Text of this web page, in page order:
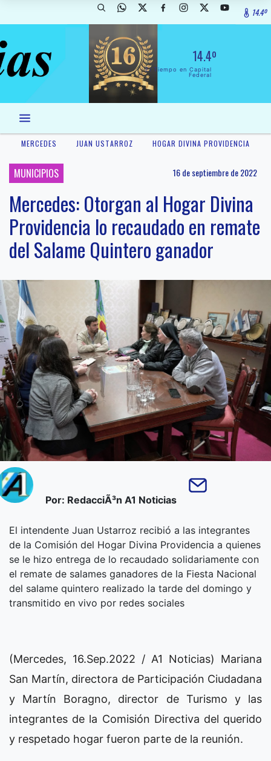
14.4º
14.4º
El Tiempo en Capital
Federal
MERCEDES JUAN USTARROZ HOGAR DIVINA PROVIDENCIA
MUNICIPIOS 16 de septiembre de 2022
Mercedes: Otorgan al Hogar Divina
Providencia lo recaudado en remate
del Salame Quintero ganador
Por: RedacciÃ³n A1 Noticias
El intendente Juan Ustarroz recibió a las integrantes
de la Comisión del Hogar Divina Providencia a quienes
se le hizo entrega de lo recaudado solidariamente con
el remate de salames ganadores de la Fiesta Nacional
del salame quintero realizado la tarde del domingo y
transmitido en vivo por redes sociales
(Mercedes, 16.Sep.2022 / A1 Noticias) Mariana
San Martín, directora de Participación Ciudadana
y Martín Boragno, director de Turismo y las
integrantes de la Comisión Directiva del querido
y respetado hogar fueron parte de la reunión.